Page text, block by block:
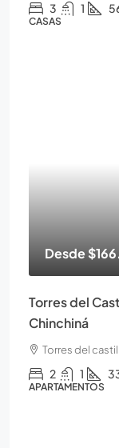
3 1
CASAS
Desde
Torres del
Chinchiná
Torres del
2 1
APARTAMENTOS